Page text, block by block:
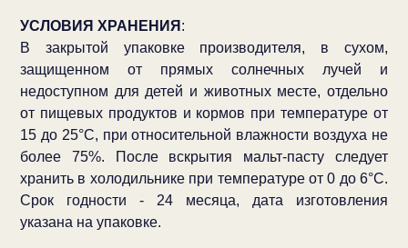
УСЛОВИЯ ХРАНЕНИЯ :
В закрытой упаковке производителя, в сухом,
защищенном от прямых солнечных лучей и
недоступном для детей и животных месте, отдельно
от пищевых продуктов и кормов при температуре от
15 до 25°C, при относительной влажности воздуха не
более 75%. После вскрытия мальт-пасту следует
хранить в холодильнике при температуре от 0 до 6°C.
Срок годности - 24 месяца, дата изготовления
указана на упаковке.